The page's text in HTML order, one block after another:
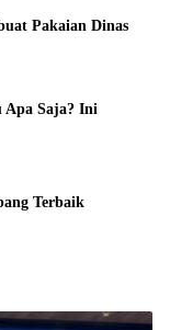
Pakaian Dinas
Apa Saja? Ini
Terbaik